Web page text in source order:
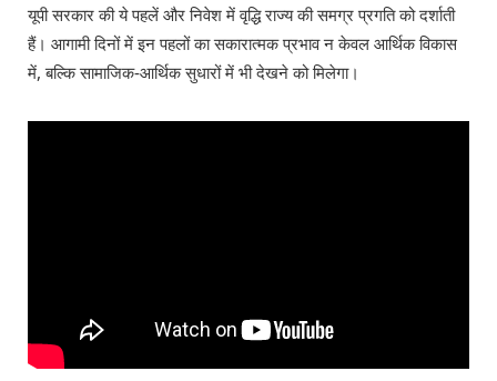
यूपी सरकार की ये पहलें और निवेश में वृद्धि राज्य की समग्र प्रगति को दर्शाती
हैं। आगामी दिनों में इन पहलों का सकारात्मक प्रभाव न केवल आर्थिक विकास
में, बल्कि सामाजिक-आर्थिक सुधारों में भी देखने को मिलेगा।